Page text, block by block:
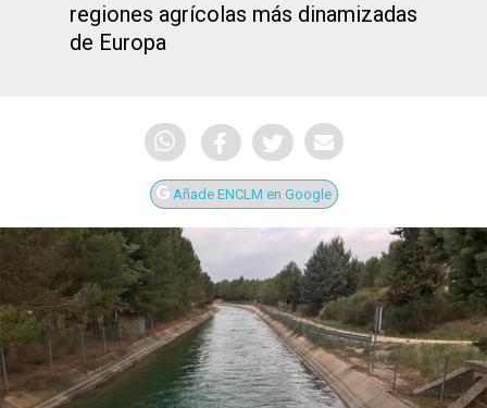
regiones agrícolas más dinamizadas
de Europa
Añade ENCLM en Google